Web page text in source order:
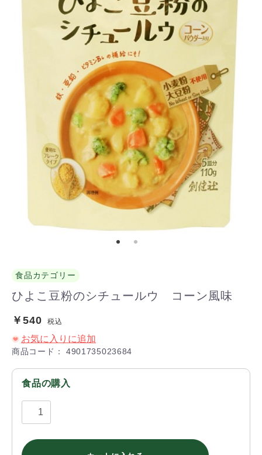
食品カテゴリー
ひよこ豆粉のシチュールウ コーン風味
￥540 税込
お気に入りに追加
商品コード： 4901735023684
食品の購入